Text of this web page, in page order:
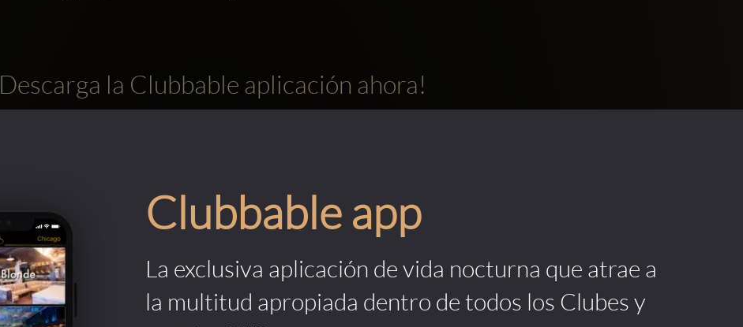
Descarga la Clubbable aplicación ahora!
Clubbable app
La exclusiva aplicación de vida nocturna que atrae a
la multitud apropiada dentro de todos los Clubes y